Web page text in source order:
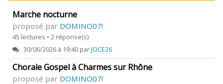
Marche nocturne
proposé par DOMINO07!
45 lectures • 2 réponse(s)
30/06/2026 à 19:40 parJOCE26
Chorale Gospel à Charmes sur Rhône
proposé par DOMINO07!